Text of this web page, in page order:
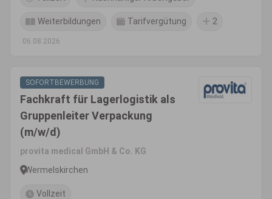
Weiterbildungen Tarifvergütung 2
06.08.2026
SOFORTBEWERBUNG
Fachkraft für Lagerlogistik als
Gruppenleiter Verpackung
(m/w/d)
provita medical GmbH & Co. KG
Wermelskirchen
Vollzeit